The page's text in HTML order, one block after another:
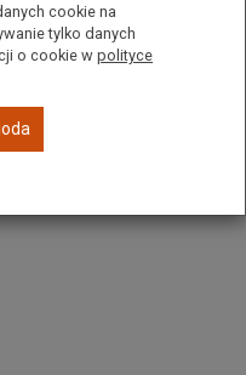
cookie na
tylko danych
o cookie wpolityce